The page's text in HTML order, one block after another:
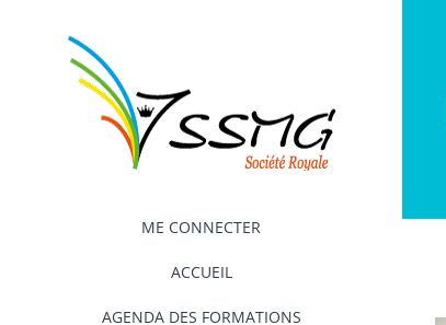
ME CONNECTER
ACCUEIL
AGENDA DES FORMATIONS